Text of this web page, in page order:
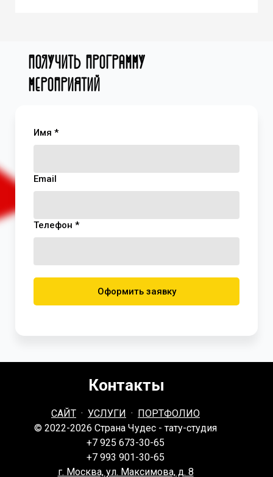
Имя *
Email
Телефон *
Оформить заявку
Получить программу
мероприятий
САЙТ · УСЛУГИ ·
ПОРТФОЛИО
© 2022-2026 Страна Чудес - тату-студия
+7 925 673-30-65
+7 993 901-30-65
г. Москва, ул. Максимова, д. 8
Контакты